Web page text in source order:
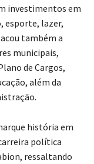
investimentos em
esporte, lazer,
também a
municipais,
de Cargos,
além da
história em
política
ressaltando